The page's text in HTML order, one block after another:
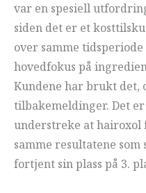
var en spesiell
siden det er et
over samme
hovedfokus på
Kundene har brukt
tilbakemeldinger. Det
understreke at hairoxol
samme resultatene
fortjent sin plass på 3.